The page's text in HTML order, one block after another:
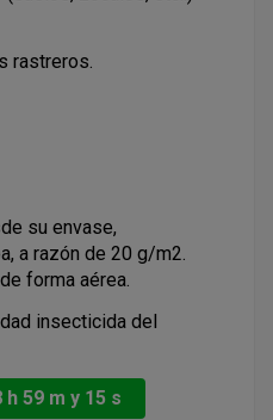
rastreros.
su envase,
a razón de 20 g/m2.
forma aérea.
insecticida del
h 59 m y 14 s